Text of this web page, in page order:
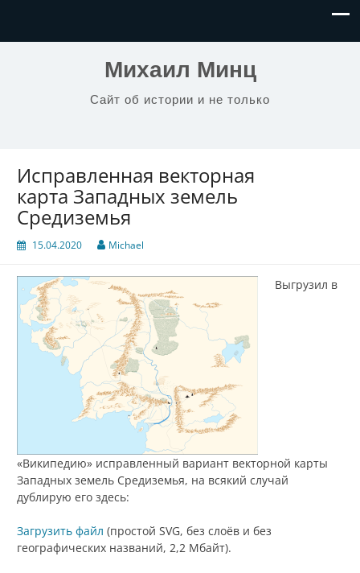
Михаил Минц
Сайт об истории и не только
Исправленная векторная
карта Западных земель
Средиземья
15.04.2020 Michael
Выгрузил в
«Википедию» исправленный вариант векторной карты
Западных земель Средиземья, на всякий случай
дублирую его здесь:
Загрузить файл (простой SVG, без слоёв и без
географических названий, 2,2 Мбайт).